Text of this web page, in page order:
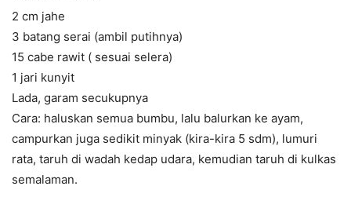
2 cm jahe
3 batang serai (ambil putihnya)
15 cabe rawit ( sesuai selera)
1 jari kunyit
Lada, garam secukupnya
Cara: haluskan semua bumbu, lalu balurkan ke ayam,
campurkan juga sedikit minyak (kira-kira 5 sdm), lumuri
rata, taruh di wadah kedap udara, kemudian taruh di kulkas
semalaman.